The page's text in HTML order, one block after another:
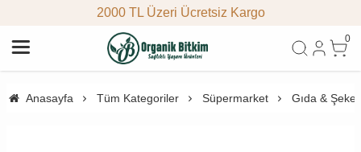
2000 TL Üzeri Ücretsiz Kargo
0
Anasayfa Tüm Kategoriler Süpermarket Gıda &